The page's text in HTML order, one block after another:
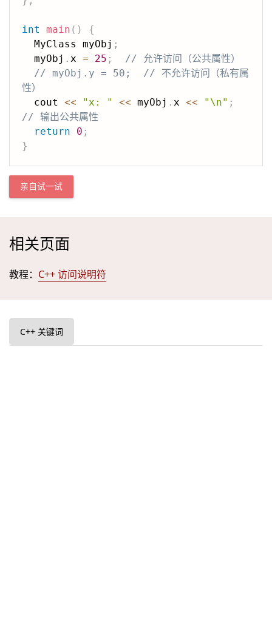
int main ( )
{
  MyClass myObj
;
  myObj
. x = 25 ;
// 允许访问（公共属性）
// myObj.y = 50;  // 不允许访问（私有属
性）
  cout
<< "x: " << myObj . x << "\n" ;
// 输出公共属性
return
0 ;
}
亲自试一试
相关页面
教程： C++ 访问说明符
C++ 关键词